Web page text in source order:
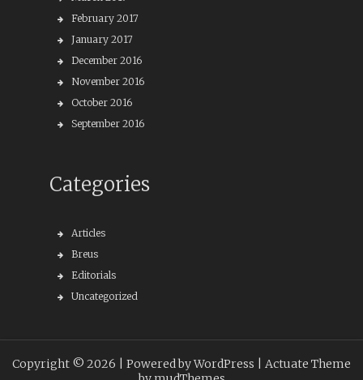
February 2017
January 2017
December 2016
November 2016
October 2016
September 2016
Categories
Articles
Breus
Editorials
Uncategorized
Copyright © 2026 | Powered by WordPress | Actuate Theme